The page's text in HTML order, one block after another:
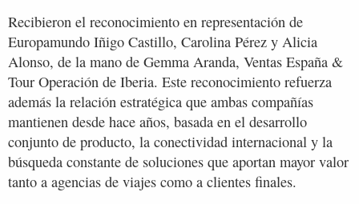
Recibieron el reconocimiento en representación de
Europamundo Iñigo Castillo, Carolina Pérez y Alicia
Alonso, de la mano de Gemma Aranda, Ventas España &
Tour Operación de Iberia. Este reconocimiento refuerza
además la relación estratégica que ambas compañías
mantienen desde hace años, basada en el desarrollo
conjunto de producto, la conectividad internacional y la
búsqueda constante de soluciones que aportan mayor valor
tanto a agencias de viajes como a clientes finales.